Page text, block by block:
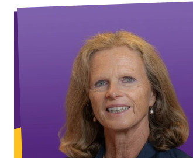
Français
Our Belgium chapters
Volt Belgique
Volt Tervuren
Politiques
À propos de Volt
Personnes
Actualités